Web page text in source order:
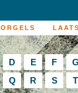
ORGELS
D E F G
Q R S T